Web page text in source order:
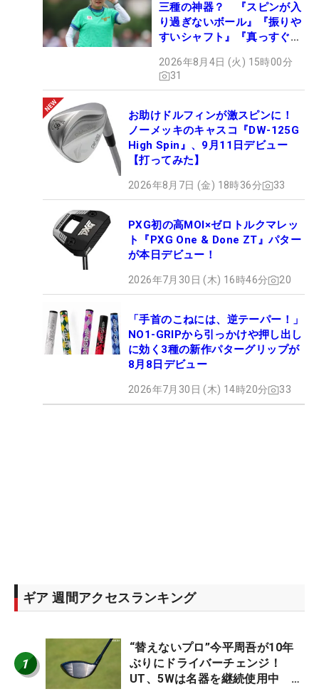
三種の神器？ 『スピンが入
り過ぎないボール』『振りや
すいシャフト』『真っすぐ飛
セッティング
2026年8月4日 (火) 15時00分
31
お助けドルフィンが激スピンに！
ノーメッキのキャスコ『DW-125G
High Spin』、9月11日デビュー
【打ってみた】
2026年8月7日 (金) 18時36分 33
PXG初の高MOI×ゼロトルクマレッ
ト『PXG One & Done ZT』パター
が本日デビュー！
2026年7月30日 (木) 16時46分 20
「手首のこねには、逆テーパー！」
NO1-GRIPから引っかけや押し出し
に効く3種の新作パターグリップが
8月8日デビュー
2026年7月30日 (木) 14時20分 33
ギア 週間アクセスランキング
1
“替えないプロ”今平周吾が10年
ぶりにドライバーチェンジ！
UT、5Wは名器を継続使用中 #